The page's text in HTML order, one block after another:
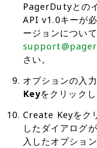
PagerDutyとの
API v1.0キーが
ージョンについ
さい。
オプションの入
Keyをクリックし
Create Keyをク
したダイアログ
入したオプショ